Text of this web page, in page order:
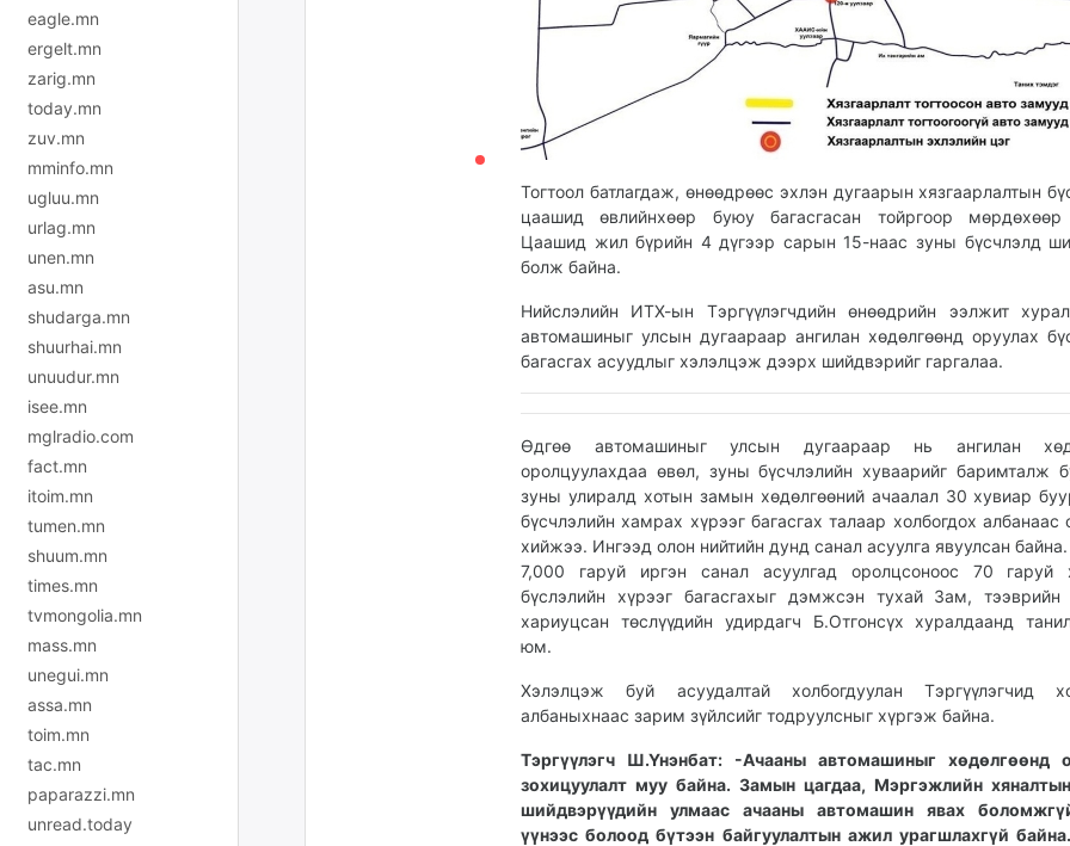
eagle.mn
ergelt.mn
zarig.mn
today.mn
zuv.mn
mminfo.mn
ugluu.mn
urlag.mn
unen.mn
asu.mn
shudarga.mn
shuurhai.mn
unuudur.mn
isee.mn
mglradio.com
fact.mn
itoim.mn
tumen.mn
shuum.mn
times.mn
tvmongolia.mn
mass.mn
unegui.mn
assa.mn
toim.mn
tac.mn
paparazzi.mn
unread.today
Тогтоол батлагдаж, өнөөдрөөс эхлэн дугаарын хязгаарлалтын
цаашид өвлийнхөөр буюу багасгасан тойргоор мөрдөхөөр
Цаашид жил бүрийн 4 дүгээр сарын 15-наас зуны бүсчлэлд
болж байна.
Нийслэлийн ИТХ-ын Тэргүүлэгчдийн өнөөдрийн ээлжит
автомашиныг улсын дугаараар ангилан хөдөлгөөнд оруулах
багасгах асуудлыг хэлэлцэж дээрх шийдвэрийг гаргалаа.
Өдгөө автомашиныг улсын дугаараар нь ангилан
оролцуулахдаа өвөл, зуны бүсчлэлийн хуваарийг баримталж
зуны улиралд хотын замын хөдөлгөөний ачаалал 30 хувиар
бүсчлэлийн хамрах хүрээг багасгах талаар холбогдох албанаас
хийжээ. Ингээд олон нийтийн дунд санал асуулга явуулсан
7,000 гаруй иргэн санал асуулгад оролцсоноос 70 гаруй
бүслэлийн хүрээг багасгахыг дэмжсэн тухай Зам, тээврийн
хариуцсан төслүүдийн удирдагч Б.Отгонсүх хуралдаанд
юм.
Хэлэлцэж буй асуудалтай холбогдуулан Тэргүүлэгчид
албаныхнаас зарим зүйлсийг тодруулсныг хүргэж байна.
Тэргүүлэгч Ш.Үнэнбат: -Ачааны автомашиныг хөдөлгөөнд
зохицуулалт муу байна. Замын цагдаа, Мэргэжлийн
шийдвэрүүдийн улмаас ачааны автомашин явах
үүнээс болоод бүтээн байгуулалтын ажил урагшлахгүй